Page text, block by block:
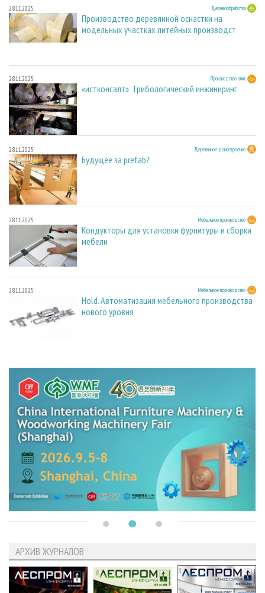
28.11.2025 Деревообработка
Производство деревянной оснастки на
модельных участках литейных производст
28.11.2025 Производство плит
«истконсалт». Трибологический инжиниринг
28.11.2025 Деревянное домостроение
Будущее за prefab?
28.11.2025 Мебельное производство
Кондукторы для установки фурнитуры и сборки
мебели
28.11.2025 Мебельное производство
Hold. Автоматизация мебельного производства
нового уровня
АРХИВ ЖУРНАЛОВ